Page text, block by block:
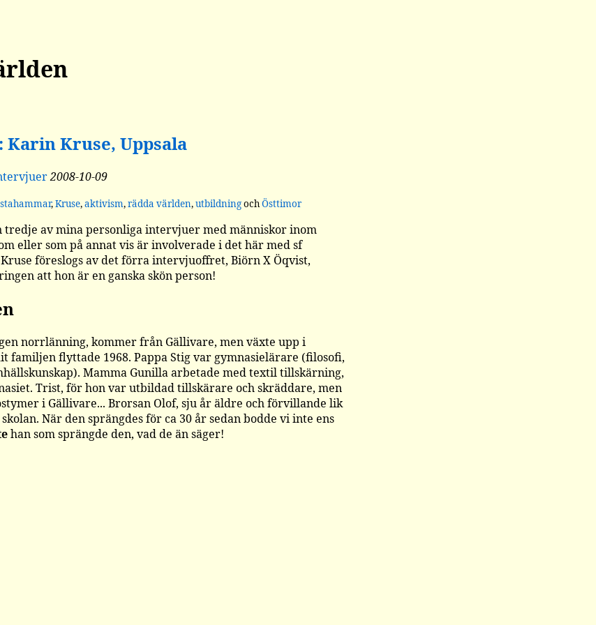
Karin Kruse, Uppsala
2008-10-09
,Kruse,aktivism,rädda världen,utbildningochÖsttimor
tredje av mina personliga intervjuer med människor inom
eller som på annat vis är involverade i det här med sf
föreslogs av det förra intervjuoffret, Biörn X Öqvist,
att hon är en ganska skön person!
norrlänning, kommer från Gällivare, men växte upp i
familjen flyttade 1968. Pappa Stig var gymnasielärare (filosofi,
Mamma Gunilla arbetade med textil tillskärning,
Trist, för hon var utbildad tillskärare och skräddare, men
i Gällivare... Brorsan Olof, sju år äldre och förvillande lik
När den sprängdes för ca 30 år sedan bodde vi inte ens
han som sprängde den, vad de än säger!